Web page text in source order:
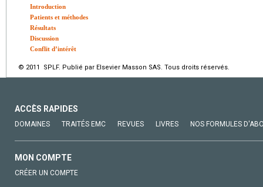
Introduction
Patients et méthodes
Résultats
Discussion
Conflit d’intérêt
© 2011 SPLF. Publié par Elsevier Masson SAS. Tous droits réservés.
ACCÈS RAPIDES
DOMAINES TRAITÉS EMC REVUES LIVRES NOS FORMULES
MON COMPTE
CRÉER UN COMPTE